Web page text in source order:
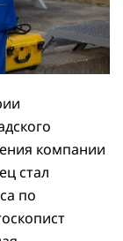
компании
стал
по